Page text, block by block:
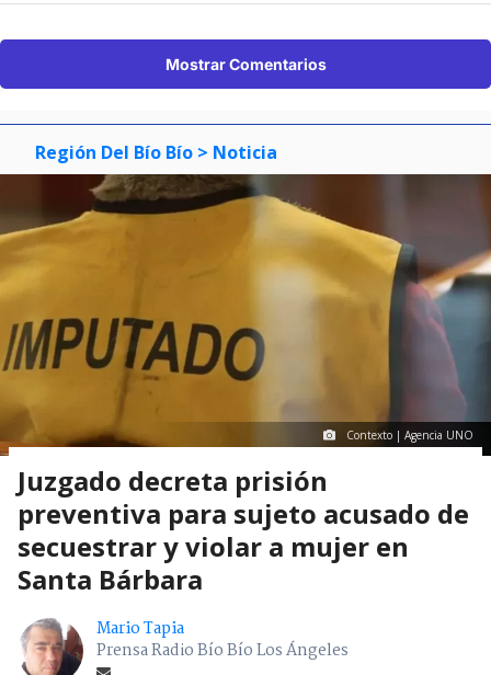
Mostrar Comentarios
Región Del Bío Bío > Noticia
Contexto | Agencia UNO
Juzgado decreta prisión
preventiva para sujeto acusado de
secuestrar y violar a mujer en
Santa Bárbara
Mario Tapia
Prensa Radio Bío Bío Los Ángeles